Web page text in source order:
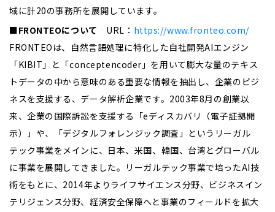
域に計20の事務所を展開しています。
■FRONTEOについて URL： https://www.fronteo.com/
FRONTEOは、自然言語処理に特化した自社開発AIエンジン
「KIBIT」と「conceptencoder」を用いて膨大な量のテキス
トデータの中から意味のある重要な情報を抽出し、企業のビジ
ネスを支援する、データ解析企業です。2003年8月の創業以
来、企業の国際訴訟を支援する「eディスカバリ（電子証拠開
示）」や、「デジタルフォレンジック調査」というリーガル
テック事業をメインに、日本、米国、韓国、台湾とグローバル
に事業を展開してきました。リーガルテック事業で培ったAI技
術をもとに、2014年よりライフサイエンス分野、ビジネスイン
テリジェンス分野、経済安全保障へと事業のフィールドを拡大